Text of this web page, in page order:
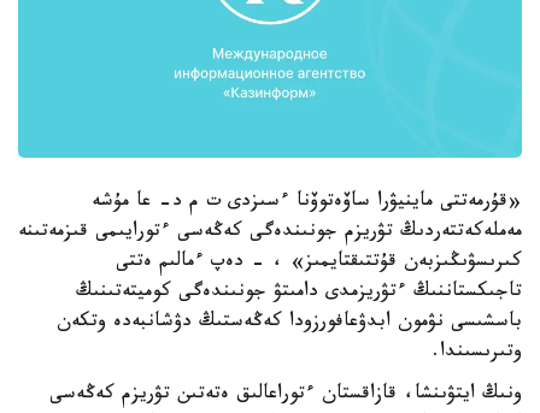
«قۇرمەتتى ماينيۋرا ساۆەتوۆنا ءسىزدى ت م د- عا مۇشە
مەملەكەتتەردىڭ تۋريزم جونىندەگى كەڭەسى ءتورايىمى قىزمەتىنە
كىرىسۋىڭىزبەن قۇتتىقتايمىز» ، - دەپ ءمالىم ەتتى
تاجىكستاننىڭ ءتۋريزمدى دامىتۋ جونىندەگى كوميتەتىنىڭ
باسشىسى نۋمون ابدۋعافورزودا كەڭەستىڭ دۋشانبەدە وتكەن
وتىرىسىندا.
ونىڭ ايتۋىنشا، قازاقستان ءتوراعالىق ەتەتىن تۋريزم كەڭەسى